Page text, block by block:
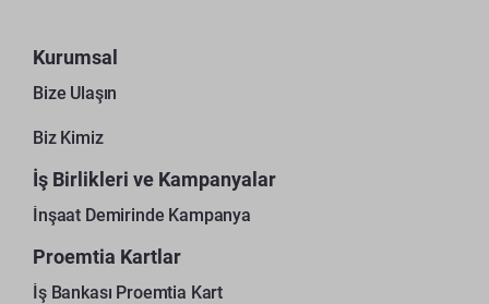
Kurumsal
Bize Ulaşın
Biz Kimiz
İş Birlikleri ve Kampanyalar
İnşaat Demirinde Kampanya
Proemtia Kartlar
İş Bankası Proemtia Kart